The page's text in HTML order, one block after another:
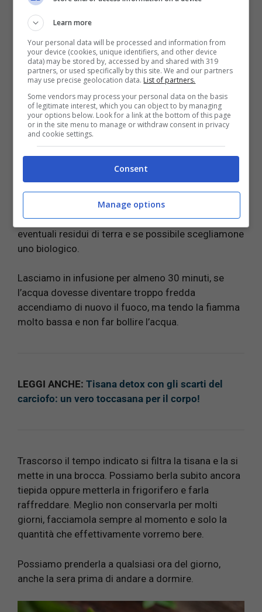
Ingredienti per preparare la
tisana detox
3-4 foglie Salvia
4 fette Zenzero fresco
1 Limone a fette
Adesso non ci resta che prepararla; iniziamo a far
bollire un litro di acqua in una pentola capiente.
Quando ha preso il bollore aggiungiamo anche le
fettine di zenzero e lasciamo bollire per altri 5
minuti. A questo punto togliamo dal fuoco ed
aggiungiamo anche le foglie di salvia ben lavate ed
il limone a fette. Laviamo per bene il limone da
eventuali residui di terra e se possibile scegliamone
uno biologico.
Lasciamo in infusione per almeno 30 minuti, se
l’acqua dovesse diventare troppo fredda
accendiamo di nuovo il fuoco, ma tendo la fiamma
molto bassa e non far bollire l’acqua.
LEGGI ANCHE: Tisana detox con gli scarti del
carciofo: un vero toccasana per il corpo!
Trascorso il tempo indicato si filtra la tisana e la si
mette in una brocca. Possiamo berla subito ancora
tiepida oppure metterla in frigorifero e farla
raffreddare. Meglio non conservarla per molti
giorni, facciamola sempre al momento e solo la
quantità che effettivamente vorremo bere.
Possiamo prenderla a qualsiasi ora del giorno,
anche la sera prima di andare a dormire.
Learn more
Your personal data will be processed and information from
your device (cookies, unique identifiers, and other device
data) may be stored by, accessed by and shared with 319
partners, or used specifically by this site. We and our partners
may use precise geolocation data. List of partners.
Some vendors may process your personal data on the basis
of legitimate interest, which you can object to by managing
your options below. Look for a link at the bottom of this page
or in the site menu to manage or withdraw consent in privacy
and cookie settings.
Consent
Manage options